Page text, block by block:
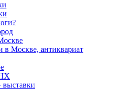
Москве, антиквариат
выставки